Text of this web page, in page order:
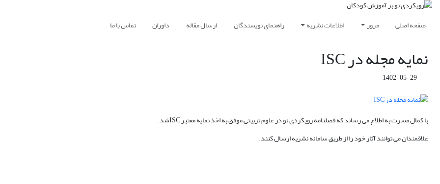
صفحه اصلی مرور اطلاعات نشریه راهنمای نویسندگان ارسال مقاله داوران تماس با ما
نمایه مجله در ISC
1402-05-29
با کمال مسرت به اطلاع می رساند که فصلنامه رویکردی نو در علوم تربیتی موفق به اخذ نمایه معتبر ISCشد.
علاقمندان می توانند آثار خود را از طریق سامانه نشریه ارسال کنند.